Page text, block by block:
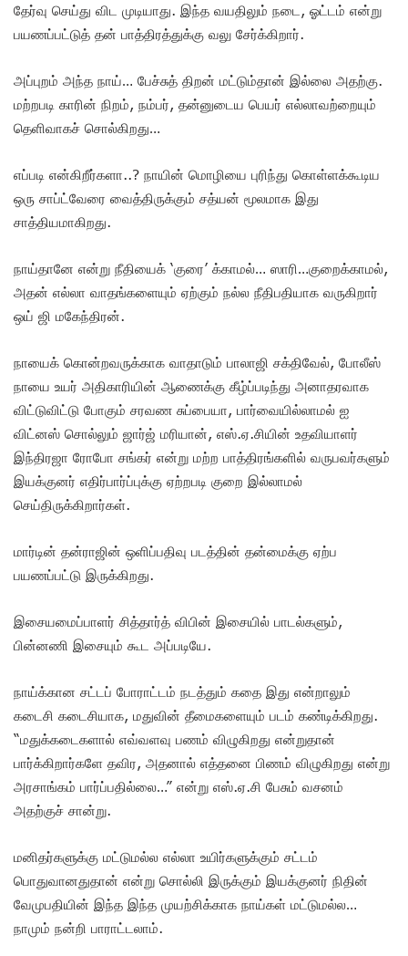
தேர்வு செய்து விட முடியாது. இந்த வயதிலும் நடை, ஓட்டம் என்று
பயணப்பட்டுத் தன் பாத்திரத்துக்கு வலு சேர்க்கிறார்.
அப்புறம் அந்த நாய்… பேச்சுத் திறன் மட்டும்தான் இல்லை அதற்கு.
மற்றபடி காரின் நிறம், நம்பர், தன்னுடைய பெயர் எல்லாவற்றையும்
தெளிவாகச் சொல்கிறது…
எப்படி என்கிறீர்களா..? நாயின் மொழியை புரிந்து கொள்ளக்கூடிய
ஒரு சாப்ட்வேரை வைத்திருக்கும் சத்யன் மூலமாக இது
சாத்தியமாகிறது.
நாய்தானே என்று நீதியைக் ‘குரை’ க்காமல்… ஸாரி…குறைக்காமல்,
அதன் எல்லா வாதங்களையும் ஏற்கும் நல்ல நீதிபதியாக வருகிறார்
ஒய் ஜி மகேந்திரன்.
நாயைக் கொன்றவருக்காக வாதாடும் பாலாஜி சக்திவேல், போலீஸ்
நாயை உயர் அதிகாரியின் ஆணைக்கு கீழ்ப்படிந்து அனாதரவாக
விட்டுவிட்டு போகும் சரவண சுப்பையா, பார்வையில்லாமல் ஐ
விட்னஸ் சொல்லும் ஜார்ஜ் மரியான், எஸ்.ஏ.சியின் உதவியாளர்
இந்திரஜா ரோபோ சங்கர் என்று மற்ற பாத்திரங்களில் வருபவர்களும்
இயக்குனர் எதிர்பார்ப்புக்கு ஏற்றபடி குறை இல்லாமல்
செய்திருக்கிறார்கள்.
மார்டின் தன்ராஜின் ஒளிப்பதிவு படத்தின் தன்மைக்கு ஏற்ப
பயணப்பட்டு இருக்கிறது.
இசையமைப்பாளர் சித்தார்த் விபின் இசையில் பாடல்களும்,
பின்னணி இசையும் கூட அப்படியே.
நாய்க்கான சட்டப் போராட்டம் நடத்தும் கதை இது என்றாலும்
கடைசி கடைசியாக, மதுவின் தீமைகளையும் படம் கண்டிக்கிறது.
“மதுக்கடைகளால் எவ்வளவு பணம் விழுகிறது என்றுதான்
பார்க்கிறார்களே தவிர, அதனால் எத்தனை பிணம் விழுகிறது என்று
அரசாங்கம் பார்ப்பதில்லை…” என்று எஸ்.ஏ.சி பேசும் வசனம்
அதற்குச் சான்று.
மனிதர்களுக்கு மட்டுமல்ல எல்லா உயிர்களுக்கும் சட்டம்
பொதுவானதுதான் என்று சொல்லி இருக்கும் இயக்குனர் நிதின்
வேமுபதியின் இந்த இந்த முயற்சிக்காக நாய்கள் மட்டுமல்ல…
நாமும் நன்றி பாராட்டலாம்.